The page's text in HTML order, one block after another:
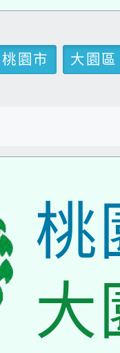
桃園市
大園區
桃
大